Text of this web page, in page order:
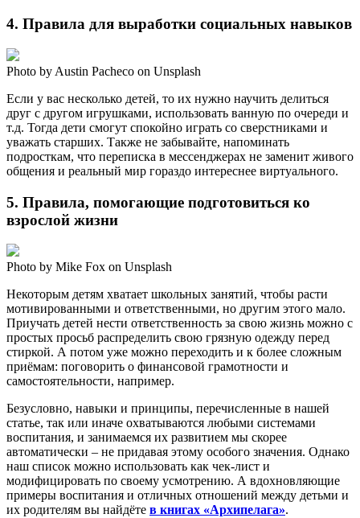
4. Правила для выработки социальных навыков
Photo by Austin Pacheco on Unsplash
Если у вас несколько детей, то их нужно научить делиться
друг с другом игрушками, использовать ванную по очереди и
т.д. Тогда дети смогут спокойно играть со сверстниками и
уважать старших. Также не забывайте, напоминать
подросткам, что переписка в мессенджерах не заменит живого
общения и реальный мир гораздо интереснее виртуального.
5. Правила, помогающие подготовиться ко
взрослой жизни
Photo by Mike Fox on Unsplash
Некоторым детям хватает школьных занятий, чтобы расти
мотивированными и ответственными, но другим этого мало.
Приучать детей нести ответственность за свою жизнь можно с
простых просьб распределить свою грязную одежду перед
стиркой. А потом уже можно переходить и к более сложным
приёмам: поговорить о финансовой грамотности и
самостоятельности, например.
Безусловно, навыки и принципы, перечисленные в нашей
статье, так или иначе охватываются любыми системами
воспитания, и занимаемся их развитием мы скорее
автоматически – не придавая этому особого значения. Однако
наш список можно использовать как чек-лист и
модифицировать по своему усмотрению. А вдохновляющие
примеры воспитания и отличных отношений между детьми и
их родителям вы найдёте в книгах «Архипелага».